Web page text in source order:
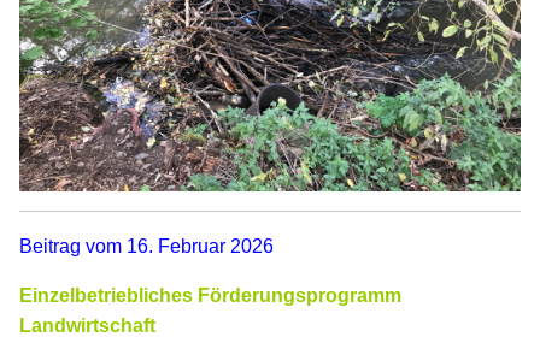
Beitrag vom 16. Februar 2026
Einzelbetriebliches Förderungsprogramm
Landwirtschaft